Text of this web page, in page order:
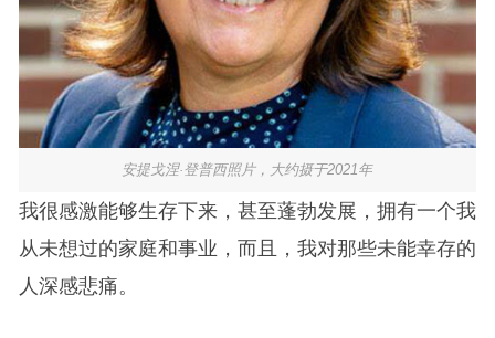
安提戈涅·登普西照片，大约摄于2021年
我很感激能够生存下来，甚至蓬勃发展，拥有一个我
从未想过的家庭和事业，而且，我对那些未能幸存的
人深感悲痛。